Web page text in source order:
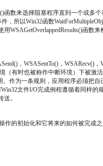
函数来选择阻塞程序直到一个或
，所以Win32函数
WSAGetOverlappedResults()函
，WSASentTo()，WSARecv()
（有时也被称作中断环境）下被激
作为一条规则，应用程序必须把
文件I/O完成例程遵循着同样
。
作的初始化和它将来的如何被完成